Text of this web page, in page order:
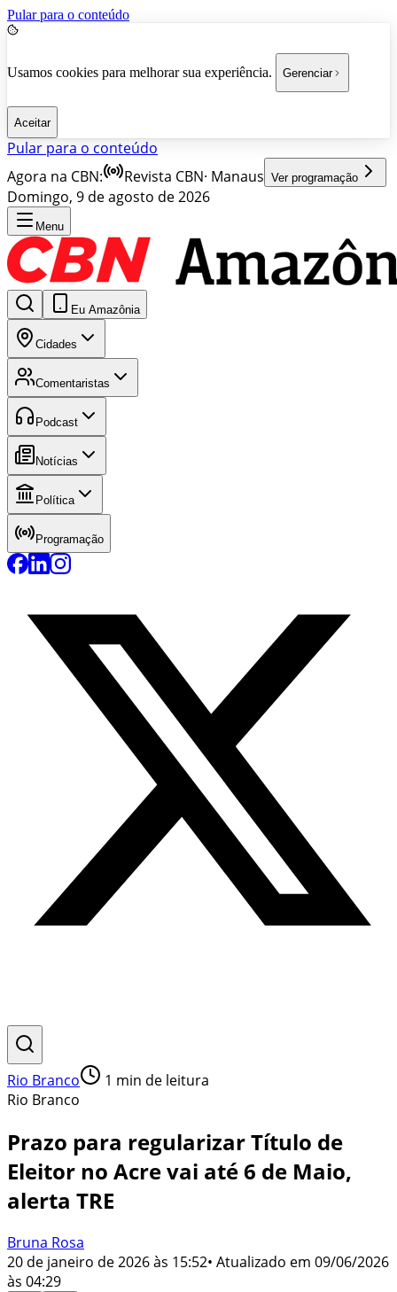
Pular para o conteúdo
Usamos cookies para melhorar sua experiência. Gerenciar
Aceitar
Pular para o conteúdo
Agora na CBN:
Revista CBN· Manaus Ver programação
Domingo, 9 de agosto de 2026
Menu
Eu Amazônia
Cidades
Comentaristas
Podcast
Notícias
Política
Programação
Rio Branco 1 min de leitura
Rio Branco
Prazo para regularizar Título de
Eleitor no Acre vai até 6 de Maio,
alerta TRE
Bruna Rosa
20 de janeiro de 2026 às 15:52• Atualizado em 09/06/2026
às 04:29